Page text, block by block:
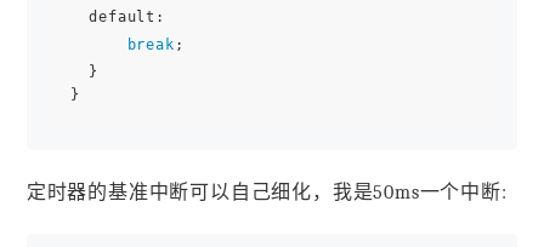
default:
break ;
}
定时器的基准中断可以自己细化，我是50ms一个中断: